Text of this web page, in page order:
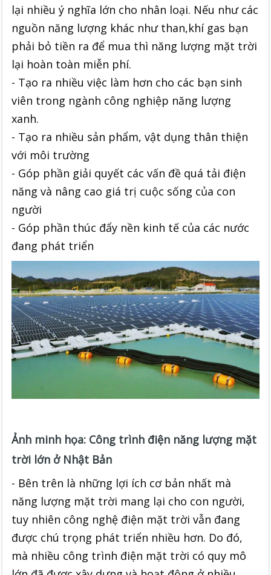
lại nhiều ý nghĩa lớn cho nhân loại. Nếu như các
nguồn năng lượng khác như than,khí gas bạn
phải bỏ tiền ra để mua thì năng lượng mặt trời
lại hoàn toàn miễn phí.
- Tạo ra nhiều việc làm hơn cho các bạn sinh
viên trong ngành công nghiệp năng lượng
xanh.
- Tạo ra nhiều sản phẩm, vật dụng thân thiện
với môi trường
- Góp phần giải quyết các vấn đề quá tải điện
năng và nâng cao giá trị cuộc sống của con
người
- Góp phần thúc đẩy nền kinh tế của các nước
đang phát triển
Ảnh minh họa: Công trình điện năng lượng mặt
trời lớn ở Nhật Bản
- Bên trên là những lợi ích cơ bản nhất mà
năng lượng mặt trời mang lại cho con người,
tuy nhiên công nghệ điện mặt trời vẫn đang
được chú trọng phát triển nhiều hơn. Do đó,
mà nhiều công trình điện mặt trời có quy mô